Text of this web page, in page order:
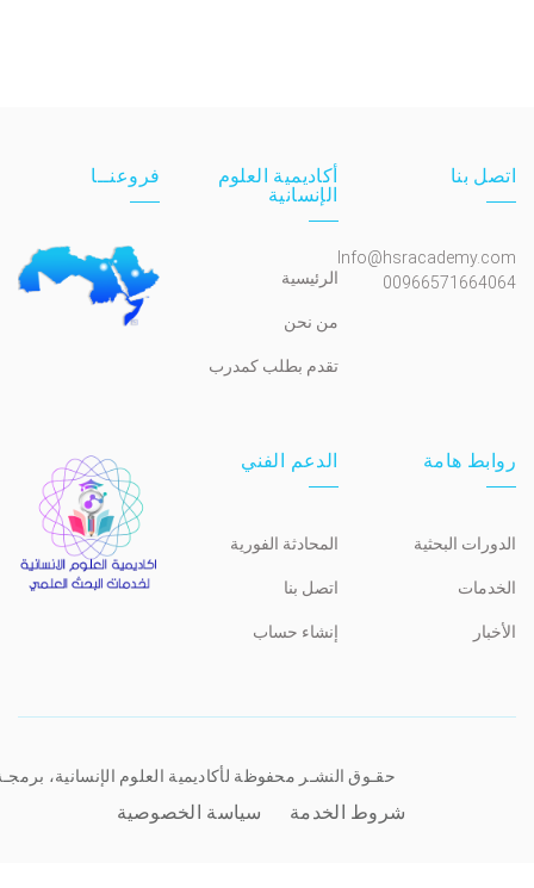
اتصل بنا
Info@hsracademy.com
00966571664064
أكاديمية العلوم
الإنسانية
الرئيسية
من نحن
تقدم بطلب كمدرب
فروعنــا
روابط هامة
الدورات البحثية
الخدمات
الأخبار
الدعم الفني
المحادثة الفورية
اتصل بنا
إنشاء حساب
حقـوق النشـر محفوظة لأكاديمية العلوم الإنسانية،
شروط الخدمة سياسة الخصوصية